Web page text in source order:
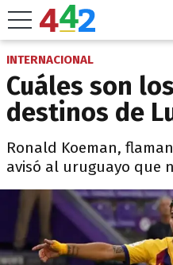
INTERNACIONAL
Cuáles son
destinos de
Ronald Koeman,
avisó al uruguayo que